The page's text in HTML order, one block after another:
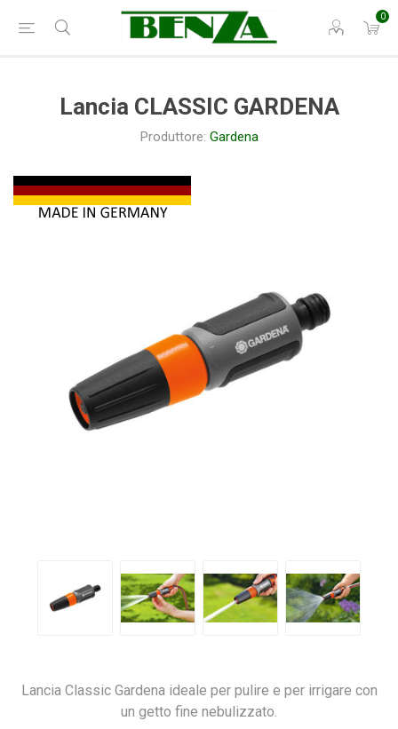
0
Lancia CLASSIC GARDENA
Produttore: Gardena
Lancia Classic Gardena ideale per pulire e per irrigare con
un getto fine nebulizzato.